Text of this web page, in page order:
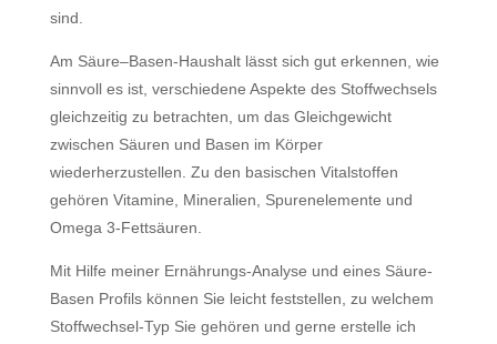
sind.
Am Säure–Basen-Haushalt lässt sich gut erkennen, wie
sinnvoll es ist, verschiedene Aspekte des Stoffwechsels
gleichzeitig zu betrachten, um das Gleichgewicht
zwischen Säuren und Basen im Körper
wiederherzustellen. Zu den basischen Vitalstoffen
gehören Vitamine, Mineralien, Spurenelemente und
Omega 3-Fettsäuren.
Mit Hilfe meiner Ernährungs-Analyse und eines Säure-
Basen Profils können Sie leicht feststellen, zu welchem
Stoffwechsel-Typ Sie gehören und gerne erstelle ich